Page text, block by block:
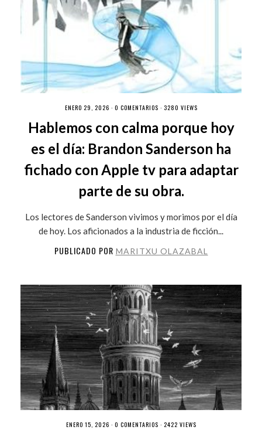
ENERO 29, 2026 · 0 COMENTARIOS · 3280 VIEWS
Hablemos con calma porque hoy
es el día: Brandon Sanderson ha
fichado con Apple tv para adaptar
parte de su obra.
Los lectores de Sanderson vivimos y morimos por el día
de hoy. Los aficionados a la industria de ficción...
PUBLICADO POR MARITXU OLAZABAL
ENERO 15, 2026 · 0 COMENTARIOS · 2422 VIEWS